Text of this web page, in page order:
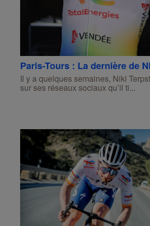
Paris-Tours : La dernière de
Il y a quelques semaines, Niki
sur ses réseaux sociaux qu’il ti...